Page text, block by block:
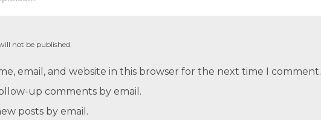
not be published.
email, and website in this browser for the next time I comment.
up comments by email.
posts by email.